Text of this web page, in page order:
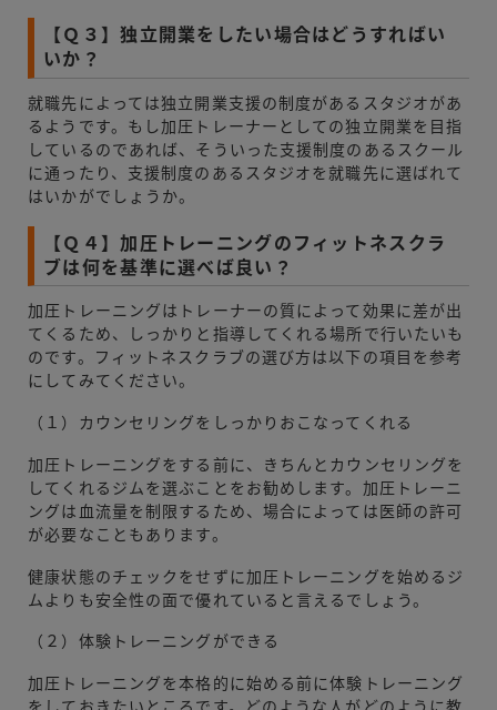
【Ｑ３】独立開業をしたい場合はどうすればい
いか？
就職先によっては独立開業支援の制度があるスタジオがあ
るようです。もし加圧トレーナーとしての独立開業を目指
しているのであれば、そういった支援制度のあるスクール
に通ったり、支援制度のあるスタジオを就職先に選ばれて
はいかがでしょうか。
【Ｑ４】加圧トレーニングのフィットネスクラ
ブは何を基準に選べば良い？
加圧トレーニングはトレーナーの質によって効果に差が出
てくるため、しっかりと指導してくれる場所で行いたいも
のです。フィットネスクラブの選び方は以下の項目を参考
にしてみてください。
（１）カウンセリングをしっかりおこなってくれる
加圧トレーニングをする前に、きちんとカウンセリングを
してくれるジムを選ぶことをお勧めします。加圧トレーニ
ングは血流量を制限するため、場合によっては医師の許可
が必要なこともあります。
健康状態のチェックをせずに加圧トレーニングを始めるジ
ムよりも安全性の面で優れていると言えるでしょう。
（２）体験トレーニングができる
加圧トレーニングを本格的に始める前に体験トレーニング